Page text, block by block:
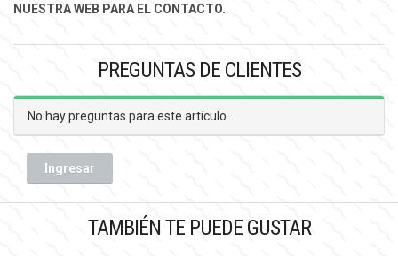
NUESTRA WEB PARA EL CONTACTO.
PREGUNTAS DE CLIENTES
No hay preguntas para este artículo.
Ingresar
TAMBIÉN TE PUEDE GUSTAR